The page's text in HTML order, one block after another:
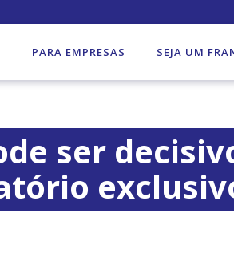
PARA EMPRESAS SEJA UM
ser